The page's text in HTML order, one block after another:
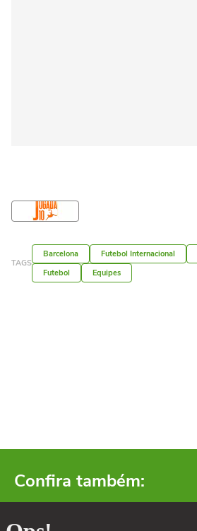
TAGS
Barcelona Futebol Internacional
Futebol
Equipes
Confira também: